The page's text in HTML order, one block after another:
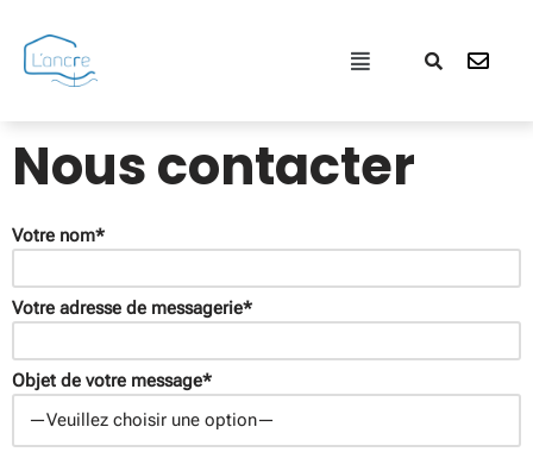
Aller
Nous contacter
Votre nom*
Votre adresse de messagerie*
Objet de votre message*